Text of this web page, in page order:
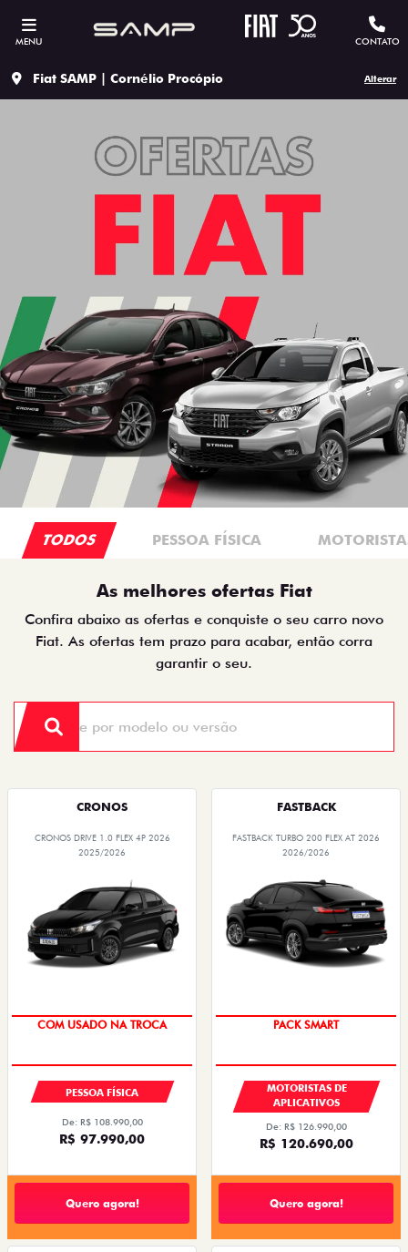
MENU CONTATO
Fiat SAMP | Cornélio Procópio Alterar
TODOS PESSOA FÍSICA
As melhores ofertas Fiat
Confira abaixo as ofertas e conquiste o seu carro novo
Fiat. As ofertas tem prazo para acabar, então corra
garantir o seu.
CRONOS
CRONOS DRIVE 1.0 FLEX 4P 2026
2025/2026
COM USADO NA TROCA
PESSOA FÍSICA
De: R$ 108.990,00
R$ 97.990,00
Quero agora!
FASTBACK
FASTBACK TURBO 200 FLEX AT 2026
2026/2026
PACK SMART
MOTORISTAS DE
APLICATIVOS
De: R$ 126.990,00
R$ 120.690,00
Quero agora!